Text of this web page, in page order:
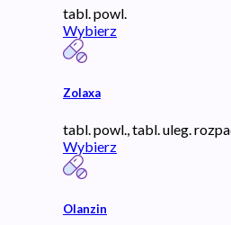
tabl. powl.
Wybierz
Zolaxa
tabl. powl., tabl. uleg.
Wybierz
Olanzin